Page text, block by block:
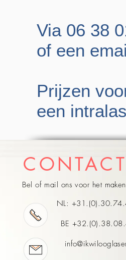
Via 06 38
of een
Prijzen
een
Bel of mail ons voor het
NL:
BE